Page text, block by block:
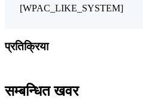
[WPAC_LIKE_SYSTEM]
प्रतिक्रिया
सम्बन्धित खवर